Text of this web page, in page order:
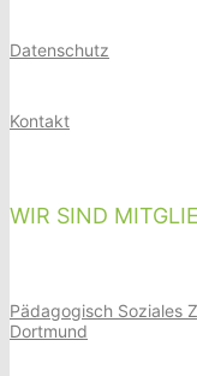
Datenschutz
Kontakt
WIR SIND
Pädagogisch Soziales
Dortmund